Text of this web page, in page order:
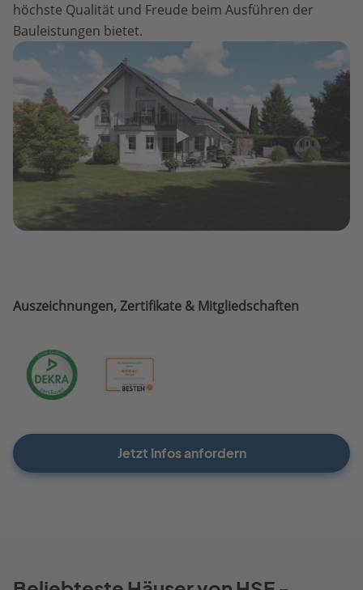
höchste Qualität und Freude beim Ausführen der
Bauleistungen bietet.
Auszeichnungen, Zertifikate & Mitgliedschaften
Jetzt Infos anfordern